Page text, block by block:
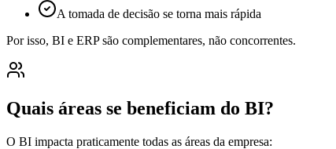
A tomada de decisão se torna mais rápida
Por isso, BI e ERP são complementares, não concorrentes.
Quais áreas se beneficiam do BI?
O BI impacta praticamente todas as áreas da empresa: